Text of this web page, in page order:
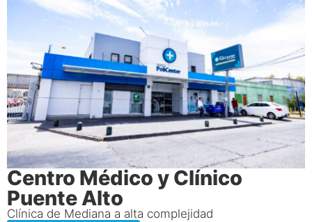
Centro Médico y Clínico
Puente Alto
Clínica de Mediana a alta complejidad